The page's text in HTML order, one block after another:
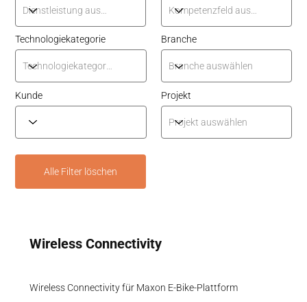
Alle Filter löschen
Projekt
Kunde
Branche
Technologiekategorie
Wireless Connectivity
Wireless Connectivity für Maxon E-Bike-Plattform